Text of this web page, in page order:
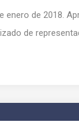
enero de 2018.
de